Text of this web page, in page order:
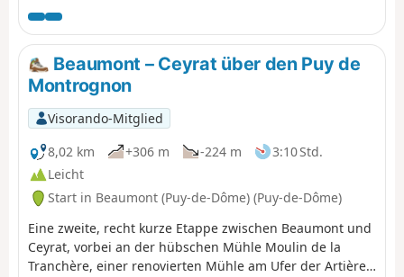
architektonischen Erbe.
Beaumont – Ceyrat über den Puy de
Montrognon
Visorando-Mitglied
8,02 km
+306 m -224 m
3:10 Std.
Leicht
Start in Beaumont (Puy-de-Dôme) (Puy-de-Dôme)
Eine zweite, recht kurze Etappe zwischen Beaumont und
Ceyrat, vorbei an der hübschen Mühle Moulin de la
Tranchère, einer renovierten Mühle am Ufer der Artière,